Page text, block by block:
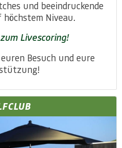
und beeindruckende
Niveau.
Livescoring!
Besuch und eure